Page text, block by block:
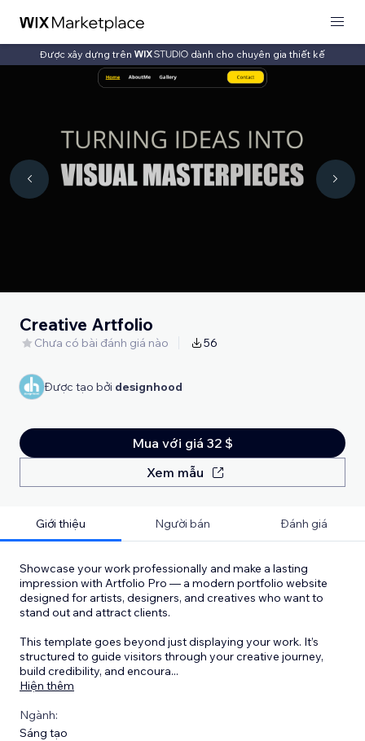
Được xây dựng trên dành cho chuyên gia thiết kế
Creative Artfolio
Chưa có bài đánh giá nào 56
Được tạo bởi designhood
Mua với giá 32 $
Xem mẫu
Giới thiệu Người bán Đánh giá
Showcase your work professionally and make a lasting
impression with Artfolio Pro — a modern portfolio website
designed for artists, designers, and creatives who want to
stand out and attract clients.
This template goes beyond just displaying your work. It’s
structured to guide visitors through your creative journey,
build credibility, and encoura...
Hiện thêm
Ngành:
Sáng tạo